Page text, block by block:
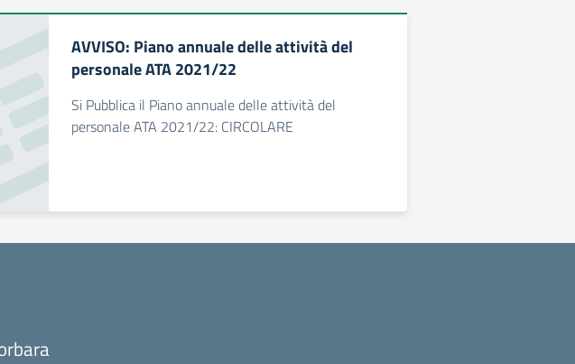
AVVISO: Piano annuale delle attività del
personale ATA 2021/22
Si Pubblica il Piano annuale delle attività del
personale ATA 2021/22: CIRCOLARE